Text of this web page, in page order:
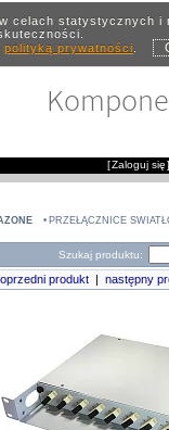
celach statystycznych i
polityką prywatności.
[Zaloguj się]
PRZEŁĄCZNICE
Szukaj produktu:
produkt następny